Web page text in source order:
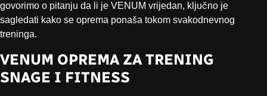
govorimo o pitanju da li je VENUM vrijedan, ključno je
sagledati kako se oprema ponaša tokom svakodnevnog
treninga.
VENUM OPREMA ZA TRENING
SNAGE I FITNESS